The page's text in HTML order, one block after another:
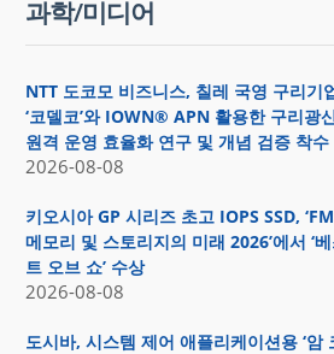
과학/미디어
NTT 도코모 비즈니스, 칠레 국영 구리기
‘코델코’와 IOWN® APN 활용한 구리광
원격 운영 효율화 연구 및 개념 검증 착수
2026-08-08
키오시아 GP 시리즈 초고 IOPS SSD,
메모리 및 스토리지의 미래 2026’에서 ‘
트 오브 쇼’ 수상
2026-08-08
도시바, 시스템 제어 애플리케이션용 ‘암